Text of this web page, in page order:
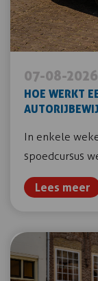
07-08-2026
HOE WERKT
In enkele
spoedcursus
Lees meer